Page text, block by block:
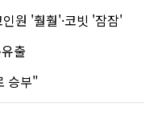
원 '훨훨'·코빗 '잠잠'
출
승부"